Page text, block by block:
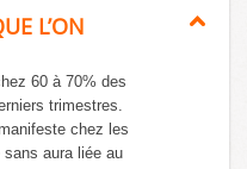
L’ON
60 à 70% des
trimestres.
chez les
sans aura liée au